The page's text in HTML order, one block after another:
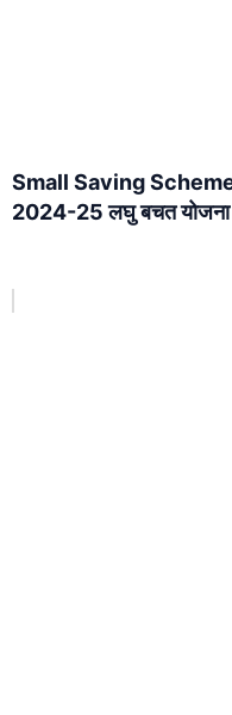
Small Saving
2024-25 लघु बचत योजना